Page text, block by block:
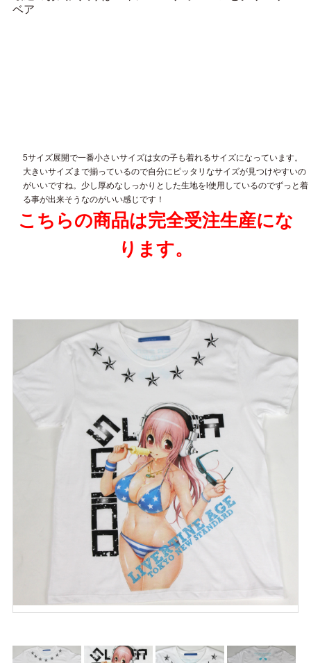
ベア
5サイズ展開で一番小さいサイズは女の子も着れるサイズになっています。
大きいサイズまで揃っているので自分にピッタリなサイズが見つけやすいの
がいいですね。少し厚めなしっかりとした生地をl使用しているのでずっと着
る事が出来そうなのがいい感じです！
こちらの商品は完全受注生産にな
ります。